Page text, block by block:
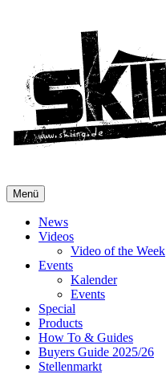
Menü
News
Videos
Video of the Week
Events
Kalender
Events
Special
Products
How To & Guides
Buyers Guide 2025/26
Stellenmarkt